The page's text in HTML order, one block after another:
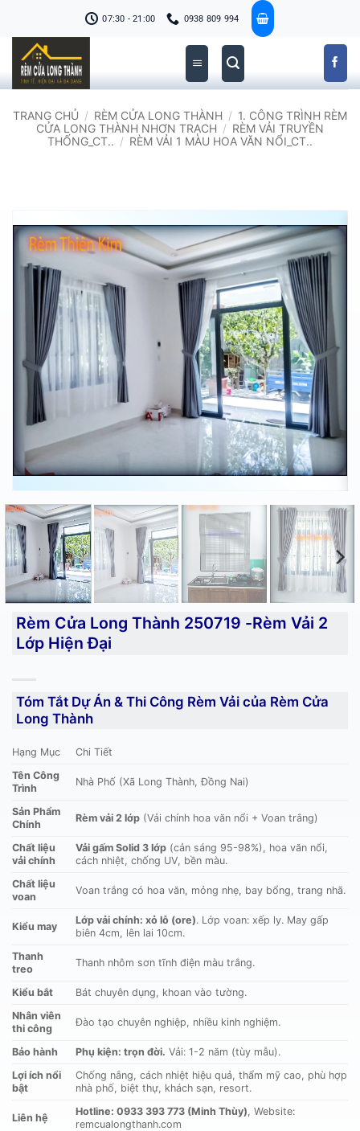
dung
07:30 - 21:00 0938 809 994
TRANG CHỦ / RÈM CỬA LONG THÀNH / 1. CÔNG TRÌNH RÈM
CỬA LONG THÀNH NHƠN TRẠCH / RÈM VẢI TRUYỀN
THỐNG_CT.. / RÈM VẢI 1 MÀU HOA VĂN NỔI_CT..
Rèm Cửa Long Thành 250719 -Rèm Vải 2
Lớp Hiện Đại
Tóm Tắt Dự Án & Thi Công Rèm Vải của Rèm Cửa
Long Thành
Hạng Mục
Chi Tiết
Tên Công
Trình
Nhà Phố (Xã Long Thành, Đồng Nai)
Sản Phẩm
Chính
Rèm vải 2 lớp (Vải chính hoa văn nổi + Voan trắng)
Chất liệu
vải chính
Vải gấm Solid 3 lớp (cản sáng 95-98%), hoa văn nổi,
cách nhiệt, chống UV, bền màu.
Chất liệu
voan
Voan trắng có hoa văn, mỏng nhẹ, bay bổng, trang nhã.
Kiểu may
Lớp vải chính: xỏ lỗ (ore). Lớp voan: xếp ly. May gấp
biên 4cm, lên lai 10cm.
Thanh
treo
Thanh nhôm sơn tĩnh điện màu trắng.
Kiểu bắt
Bát chuyên dụng, khoan vào tường.
Nhân viên
thi công
Đào tạo chuyên nghiệp, nhiều kinh nghiệm.
Bảo hành Phụ kiện: trọn đời. Vải: 1-2 năm (tùy mẫu).
Lợi ích nổi
bật
Chống nắng, cách nhiệt hiệu quả, thẩm mỹ cao, phù hợp
nhà phố, biệt thự, khách sạn, resort.
Liên hệ
Hotline: 0933 393 773 (Minh Thùy), Website:
remcualongthanh.com